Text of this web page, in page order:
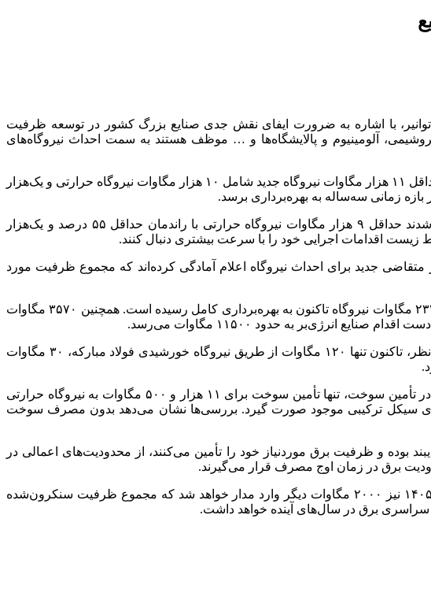
با اشاره به ضرورت ایفای نقش جدی صنایع بزرگ کشور در توسعه ظرفیت
وی افزود: طبق تفاهم‌نامه‌ای که در سال ۱۴۰۰ بین وزارت نیرو و وزارت صنعت، معدن و تجارت به امضا رسید، مقرر شد حداقل ۱۱ هزار مگاوات نیروگاه جدید شامل ۱۰ هزار مگاوات نیروگاه حرارتی و یک‌هزار
مقیم‌زاده تصریح کرد: در ادامه و با تصویب قانون مانع‌زدایی از توسعه صنعت برق در سال ۱۴۰۱، صنایع انرژی‌بر مکلف شدند حداقل ۹ هزار مگاوات نیروگاه حرارتی با راندمان حداقل ۵۵ درصد و یک‌هزار
زیست اقدامات اجرایی خود را با سرعت بیشتری دنبال کنند.
هزار و ۳۵۷ مگاوات ظرفیت نیروگاهی موافقت اصولی صادر شده و همچنین ۹۵۹۶ مگاوات نیز متقاضی جدید برای احداث نیروگاه اعلام آمادگی کرده‌اند که مجموع ظرفیت مورد
مقیم زاده با بیان اینکه از این میزان، ظرفیت ۸۰۸۰ مگاوات در دست اجرا یا اجرایی شده است، افزود: از این رقم، حدود ۲۳۲۰ مگاوات نیروگاه تاکنون به بهره‌برداری کامل رسیده است. همچنین ۳۵۷۰ مگاوات
انرژی‌بر به حدود ۱۱۵۰۰ مگاوات می‌رسد.
موردنظر، تاکنون تنها ۱۲۰ مگاوات از طریق نیروگاه خورشیدی فولاد مبارکه، ۳۰ مگاوات
وی با بیان اینکه تأمین سوخت یکی از چالش‌های اصلی نیروگاه‌های جدید است، تصریح کرد: وزارت نفت به دلیل محدودیت در تأمین سوخت، تنها تأمین سوخت برای ۱۱ هزار و ۵۰۰ مگاوات به نیروگاه حرارتی
سیکل ترکیبی موجود صورت گیرد. بررسی‌ها نشان می‌دهد بدون مصرف سوخت
بوده و ظرفیت برق موردنیاز خود را تأمین می‌کنند، از محدودیت‌های اعمالی در
برق در زمان اوج مصرف قرار می‌گیرند.
مقیم‌زاده در پایان گفت: طبق برنامه‌ریزی صورت گرفته، تا پایان سال ۱۴۰۴، حدود ۱۷۶۳ مگاوات نیروگاه جدید و تا پایان ۱۴۰۵ نیز ۲۰۰۰ مگاوات دیگر وارد مدار خواهد شد که مجموع ظرفیت سنکرون‌شده